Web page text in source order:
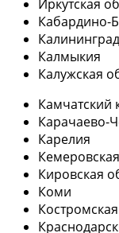
Иркутская
Кабардино-
Калмыкия
Калужская
Камчатский
Карачаево-
Карелия
Кировская
Коми